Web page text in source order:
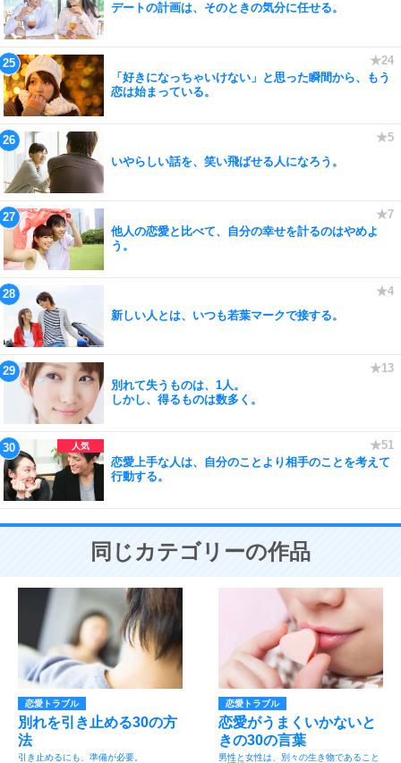
デートの計画は、そのときの気分に任せる。
「好きになっちゃいけない」と思った瞬間から、もう
恋は始まっている。
いやらしい話を、笑い飛ばせる人になろう。
他人の恋愛と比べて、自分の幸せを計るのはやめよ
う。
新しい人とは、いつも若葉マークで接する。
別れて失うものは、1人。
しかし、得るものは数多く。
恋愛上手な人は、自分のことより相手のことを考えて
行動する。
同じカテゴリーの作品
恋愛トラブル
別れを引き止める30の方
法
引き止めるにも、準備が必要。
恋愛トラブル
恋愛がうまくいかないと
きの30の言葉
男性と女性は、別々の生き物であること